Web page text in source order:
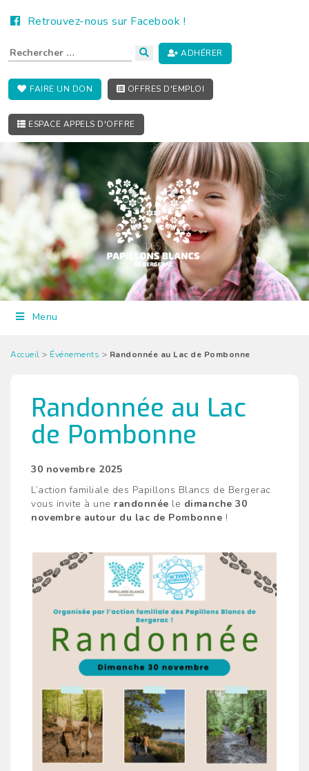
Retrouvez-nous sur Facebook !
ADHÉRER
FAIRE UN DON OFFRES D'EMPLOI
ESPACE APPELS D'OFFRE
Menu
Accueil > Événements > Randonnée au Lac de Pombonne
Randonnée au Lac
de Pombonne
30 novembre 2025
L’action familiale des Papillons Blancs de Bergerac
vous invite à une randonnée le dimanche 30
novembre autour du lac de Pombonne !